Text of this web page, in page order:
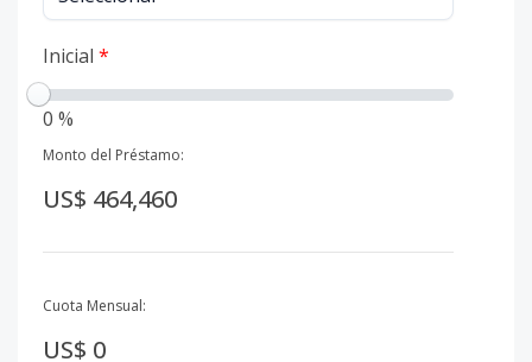
Inicial *
0 %
Monto del Préstamo:
US$ 464,460
Cuota Mensual:
US$ 0